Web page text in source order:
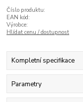
Číslo produktu:
EAN kód:
Výrobce:
Hlídat cenu / dostupnost
Kompletní specifikace
Parametry